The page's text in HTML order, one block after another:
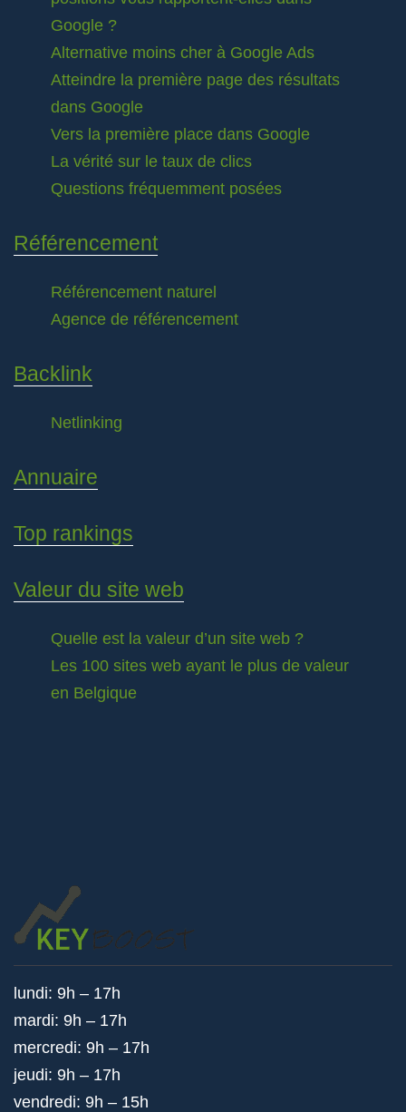
Google ?
Alternative moins cher à Google Ads
Atteindre la première page des résultats
dans Google
Vers la première place dans Google
La vérité sur le taux de clics
Questions fréquemment posées
Référencement
Référencement naturel
Agence de référencement
Backlink
Netlinking
Annuaire
Top rankings
Valeur du site web
Quelle est la valeur d’un site web ?
Les 100 sites web ayant le plus de valeur
en Belgique
lundi: 9h – 17h
mardi: 9h – 17h
mercredi: 9h – 17h
jeudi: 9h – 17h
vendredi: 9h – 15h